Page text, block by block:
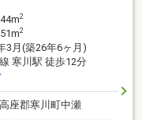
2
2
3月(築26年6ヶ月)
寒川駅 徒歩12分
座郡寒川町中瀬